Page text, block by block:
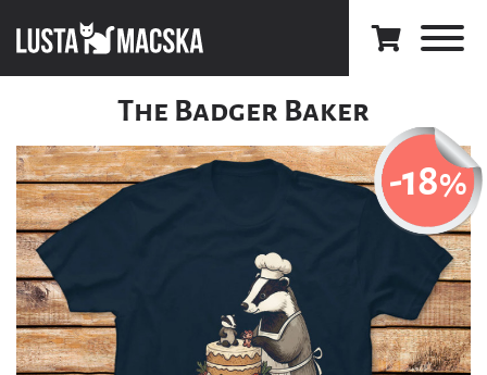
The Badger Baker
-18%